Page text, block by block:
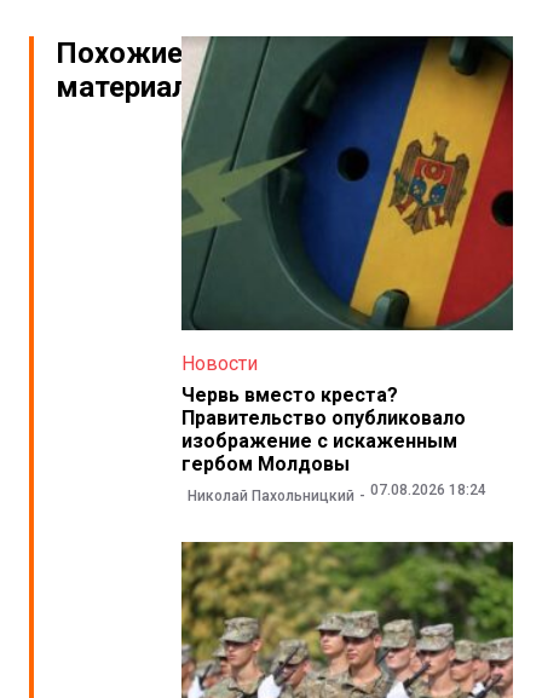
Похожие
материалы
Новости
Червь вместо креста?
Правительство опубликовало
изображение с искаженным
гербом Молдовы
Николай Пахольницкий 07.08.2026 18:24